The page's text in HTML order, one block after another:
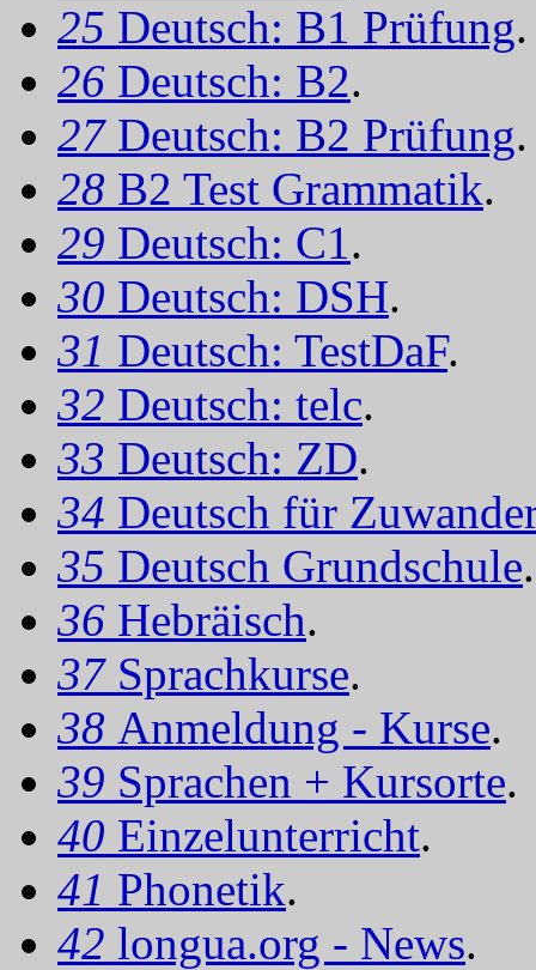
25 Deutsch: B1 Prüfung.
26 Deutsch: B2.
27 Deutsch: B2 Prüfung.
28 B2 Test Grammatik.
29 Deutsch: C1.
30 Deutsch: DSH.
31 Deutsch: TestDaF.
32 Deutsch: telc.
33 Deutsch: ZD.
34 Deutsch für
35 Deutsch Grundschule.
36 Hebräisch.
37 Sprachkurse.
38 Anmeldung - Kurse.
39 Sprachen + Kursorte.
40 Einzelunterricht.
41 Phonetik.
42 longua.org - News.